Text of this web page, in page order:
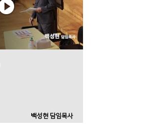
백성현 담임목사